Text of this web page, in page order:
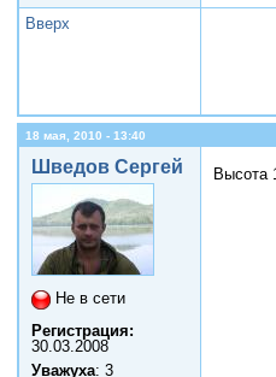
Вверх
18 мая, 2010 - 13:40
Шведов Сергей
Не в сети
Регистрация:
30.03.2008
Уважуха: 3
Высота